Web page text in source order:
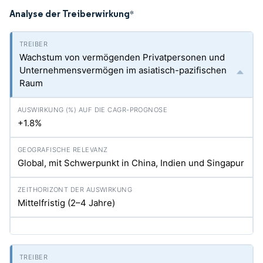
Analyse der Treiberwirkung*
Wachstum von vermögenden Privatpersonen und
Unternehmensvermögen im asiatisch-pazifischen
Raum
+1.8%
Global, mit Schwerpunkt in China, Indien und Singapur
Mittelfristig (2–4 Jahre)